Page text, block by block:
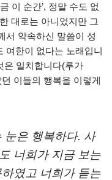
이 순간’, 정말 수도 없
대로는 아니었지만 그
서 약속하신 말씀이 성
여한이 없다는 노래입니
은 일치합니다(루가
이들의 행복을 이렇게
눈은 행복하다. 사
너희가 지금 보는
였고 너희가 듣는